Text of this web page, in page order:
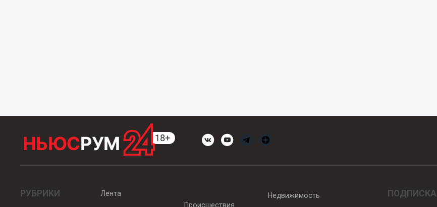
РУБРИКИ
Лента
Происшествия
Недвижимость ПОДПИСКА